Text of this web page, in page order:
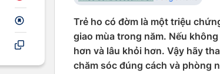
Trẻ ho có đờm là một triệu
giao mùa trong năm. Nếu
hơn và lâu khỏi hơn. Vậy hãy
chăm sóc đúng cách và phòng